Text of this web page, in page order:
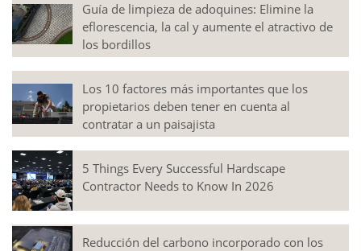
Guía de limpieza de adoquines: Elimine la
eflorescencia, la cal y aumente el atractivo de
los bordillos
Los 10 factores más importantes que los
propietarios deben tener en cuenta al
contratar a un paisajista
5 Things Every Successful Hardscape
Contractor Needs to Know In 2026
Reducción del carbono incorporado con los